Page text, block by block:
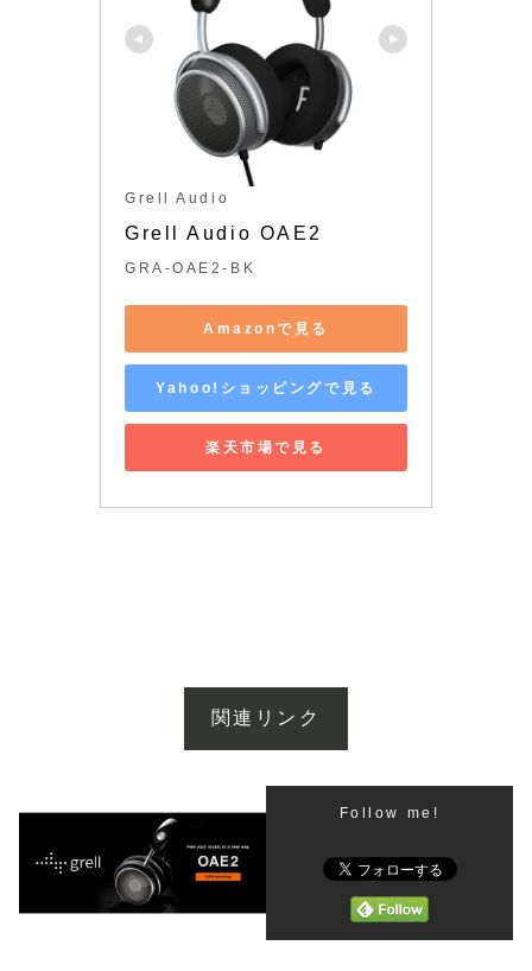
Grell Audio
Grell Audio OAE2
GRA-OAE2-BK
Amazonで見る
Yahoo!ショッピングで見る
楽天市場で見る
関連リンク
Follow me!